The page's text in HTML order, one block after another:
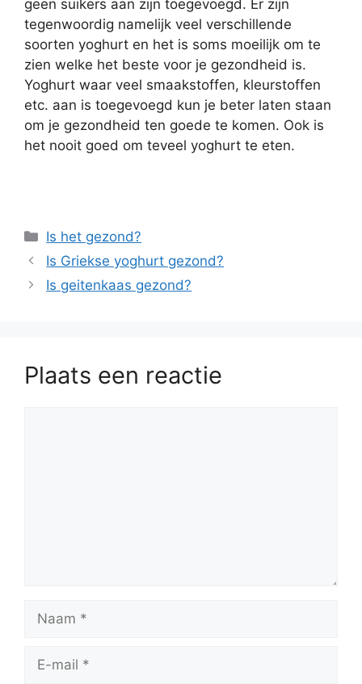
geen suikers aan zijn toegevoegd. Er zijn
tegenwoordig namelijk veel verschillende
soorten yoghurt en het is soms moeilijk om te
zien welke het beste voor je gezondheid is.
Yoghurt waar veel smaakstoffen, kleurstoffen
etc. aan is toegevoegd kun je beter laten staan
om je gezondheid ten goede te komen. Ook is
het nooit goed om teveel yoghurt te eten.
Categorieën
Is het gezond?
Is Griekse yoghurt gezond?
Is geitenkaas gezond?
Plaats een reactie
mail